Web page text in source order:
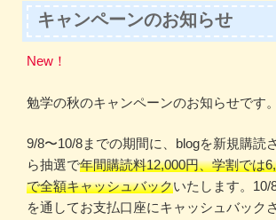
ョ
ン
キャンペーンのお知らせ
New！
勉学の秋のキャンペーンのお知らせです。
9/8〜10/8までの期間に、blogを新規購読
ら抽選で年間購読料12,000円、学割では
で全額キャッシュバックいたします。
を通してお支払口座にキャッシュバック